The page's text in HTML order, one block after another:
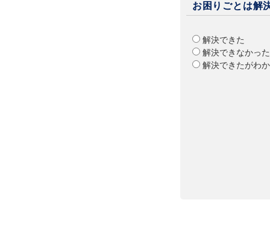
お困りごとは解
解決できた
解決できなかった
解決できたがわ